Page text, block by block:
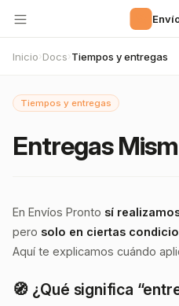
Inicio› Docs› Tiempos y entregas
Tiempos y entregas
Entregas
En Envíos Pronto sí
pero solo en ciertas
Aquí te explicamos cuándo
🧭 ¿Qué significa